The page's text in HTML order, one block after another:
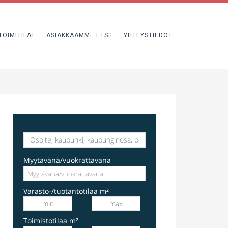
ASIAKKAAMME ETSII YHTEYSTIEDOT
Myytävänä/vuokrattavana
Varasto-/tuotantotilaa m²
Toimistotilaa m²
Hakkilankaari 1, Vantaa, Suomi, Hakkila